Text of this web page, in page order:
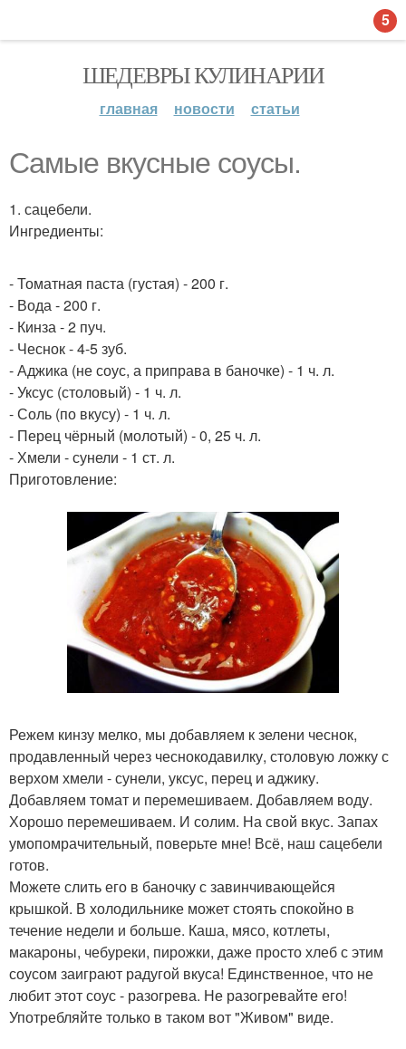
ШЕДЕВРЫ КУЛИНАРИИ
главная новости статьи
Самые вкуcные соусы.
1. сацебели.
Ингредиенты:
- Томатная паста (густая) - 200 г.
- Вода - 200 г.
- Кинза - 2 пуч.
- Чеснок - 4-5 зуб.
- Аджика (не соус, а приправа в баночке) - 1 ч. л.
- Уксус (столовый) - 1 ч. л.
- Соль (по вкусу) - 1 ч. л.
- Перец чёрный (молотый) - 0, 25 ч. л.
- Хмели - сунели - 1 ст. л.
Приготовление:
Режем кинзу мелко, мы добавляем к зелени чеснок,
продавленный через чеснокодавилку, столовую ложку с
верхом хмели - сунели, уксус, перец и аджику.
Добавляем томат и перемешиваем. Добавляем воду.
Хорошо перемешиваем. И солим. На свой вкус. Запах
умопомрачительный, поверьте мне! Всё, наш сацебели
готов.
Можете слить его в баночку с завинчивающейся
крышкой. В холодильнике может стоять спокойно в
течение недели и больше. Каша, мясо, котлеты,
макароны, чебуреки, пирожки, даже просто хлеб с этим
соусом заиграют радугой вкуса! Единственное, что не
любит этот соус - разогрева. Не разогревайте его!
Употребляйте только в таком вот "Живом" виде.
5